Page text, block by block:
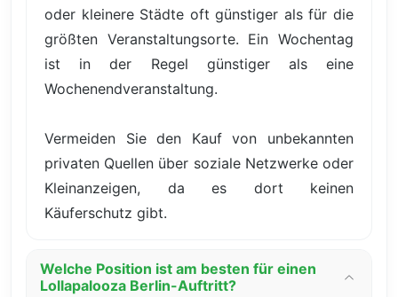
oder kleinere Städte oft günstiger als für die
größten Veranstaltungsorte. Ein Wochentag
ist in der Regel günstiger als eine
Wochenendveranstaltung.
Vermeiden Sie den Kauf von unbekannten
privaten Quellen über soziale Netzwerke oder
Kleinanzeigen, da es dort keinen
Käuferschutz gibt.
Welche Position ist am besten für einen
Lollapalooza Berlin-Auftritt?